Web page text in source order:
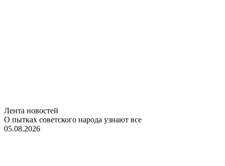
Лента новостей
О пытках советского народа узнают все
05.08.2026